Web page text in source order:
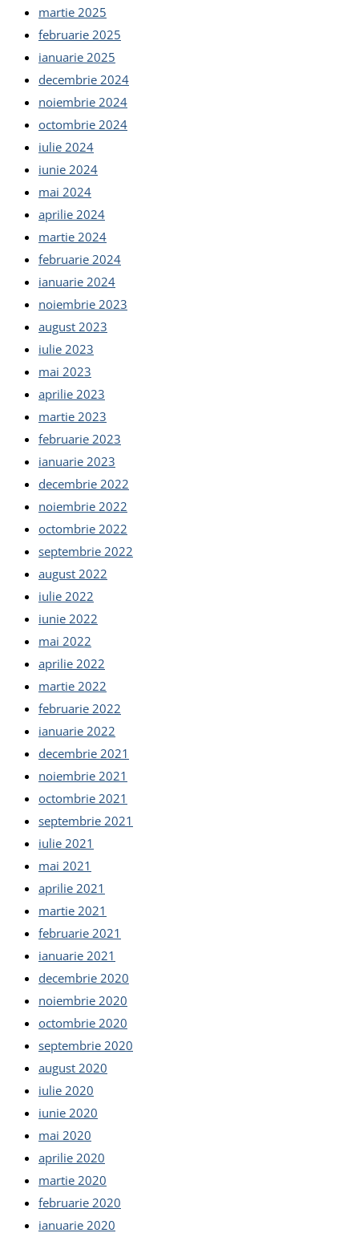
martie 2025
februarie 2025
ianuarie 2025
decembrie 2024
noiembrie 2024
octombrie 2024
iulie 2024
iunie 2024
mai 2024
aprilie 2024
martie 2024
februarie 2024
ianuarie 2024
noiembrie 2023
august 2023
iulie 2023
mai 2023
aprilie 2023
martie 2023
februarie 2023
ianuarie 2023
decembrie 2022
noiembrie 2022
octombrie 2022
septembrie 2022
august 2022
iulie 2022
iunie 2022
mai 2022
aprilie 2022
martie 2022
februarie 2022
ianuarie 2022
decembrie 2021
noiembrie 2021
octombrie 2021
septembrie 2021
iulie 2021
mai 2021
aprilie 2021
martie 2021
februarie 2021
ianuarie 2021
decembrie 2020
noiembrie 2020
octombrie 2020
septembrie 2020
august 2020
iulie 2020
iunie 2020
mai 2020
aprilie 2020
martie 2020
februarie 2020
ianuarie 2020